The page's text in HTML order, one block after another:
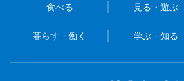
食べる 見る・遊ぶ
暮らす・働く 学ぶ・知る